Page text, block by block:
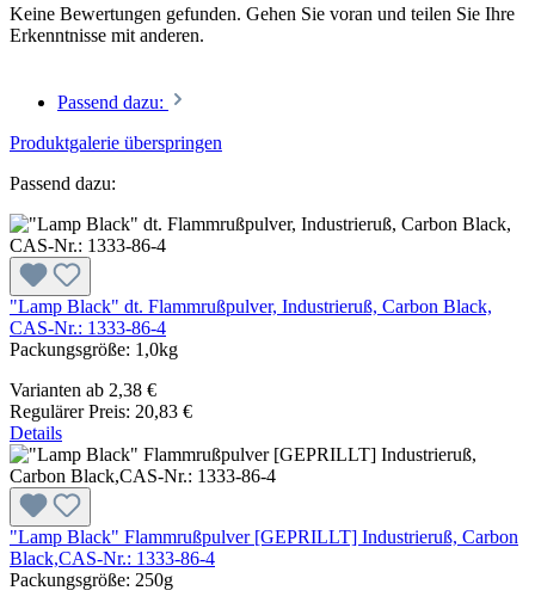
Keine Bewertungen gefunden. Gehen Sie voran und teilen Sie Ihre
Erkenntnisse mit anderen.
Passend dazu:
Produktgalerie überspringen
Passend dazu:
"Lamp Black" dt. Flammrußpulver, Industrieruß, Carbon Black,
CAS-Nr.: 1333-86-4
Packungsgröße: 1,0kg
Varianten ab 2,38 €
Regulärer Preis: 20,83 €
Details
"Lamp Black" Flammrußpulver [GEPRILLT] Industrieruß, Carbon
Black,CAS-Nr.: 1333-86-4
Packungsgröße: 250g